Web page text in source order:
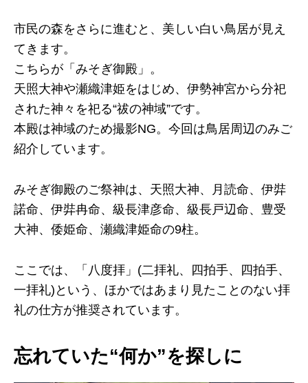
市民の森をさらに進むと、美しい白い鳥居が見え
てきます。
こちらが「みそぎ御殿」。
天照大神や瀬織津姫をはじめ、伊勢神宮から分祀
された神々を祀る“祓の神域”です。
本殿は神域のため撮影NG。今回は鳥居周辺のみご
紹介しています。
みそぎ御殿のご祭神は、天照大神、月読命、伊弉
諾命、伊弉冉命、級長津彦命、級長戸辺命、豊受
大神、倭姫命、瀬織津姫命の9柱。
ここでは、「八度拝」(二拝礼、四拍手、四拍手、
一拝礼)という、ほかではあまり見たことのない拝
礼の仕方が推奨されています。
忘れていた“何か”を探しに